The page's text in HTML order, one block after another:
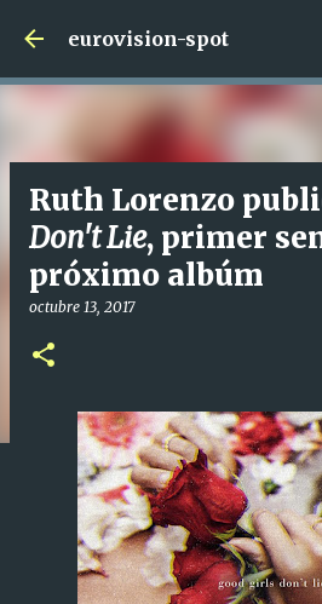
Ir al contenido
eurovision-spot
Ruth Lorenzo
Don't Lie, primer
próximo albúm
octubre 13, 2017